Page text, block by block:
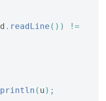
d . readLine ())
!=
println ( u );